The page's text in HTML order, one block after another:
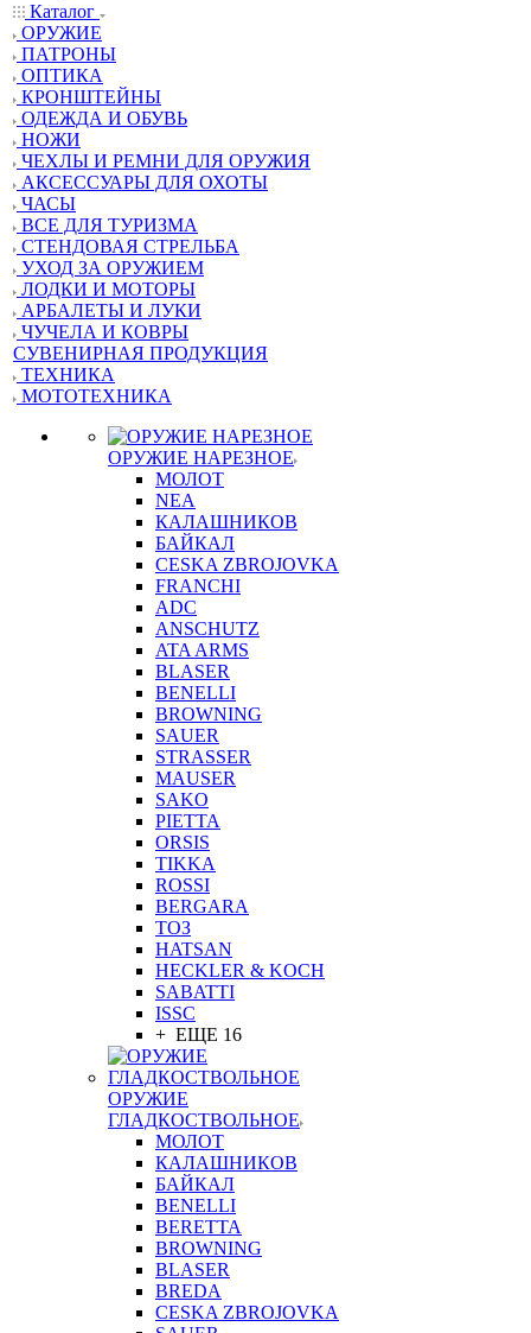
Каталог
ОРУЖИЕ
ПАТРОНЫ
ОПТИКА
КРОНШТЕЙНЫ
ОДЕЖДА И ОБУВЬ
НОЖИ
ЧЕХЛЫ И РЕМНИ ДЛЯ ОРУЖИЯ
АКСЕССУАРЫ ДЛЯ ОХОТЫ
ЧАСЫ
ВСЕ ДЛЯ ТУРИЗМА
СТЕНДОВАЯ СТРЕЛЬБА
УХОД ЗА ОРУЖИЕМ
ЛОДКИ И МОТОРЫ
АРБАЛЕТЫ И ЛУКИ
ЧУЧЕЛА И КОВРЫ
СУВЕНИРНАЯ ПРОДУКЦИЯ
ТЕХНИКА
МОТОТЕХНИКА
ОРУЖИЕ НАРЕЗНОЕ
МОЛОТ
NEA
КАЛАШНИКОВ
БАЙКАЛ
CESKA ZBROJOVKA
FRANCHI
ADC
ANSCHUTZ
ATA ARMS
BLASER
BENELLI
BROWNING
SAUER
STRASSER
MAUSER
SAKO
PIETTA
ORSIS
TIKKA
ROSSI
BERGARA
ТОЗ
HATSAN
HECKLER & KOCH
SABATTI
ISSC
+ ЕЩЕ 16
ОРУЖИЕ
ГЛАДКОСТВОЛЬНОЕ
МОЛОТ
КАЛАШНИКОВ
БАЙКАЛ
BENELLI
BERETTA
BROWNING
BLASER
BREDA
CESKA ZBROJOVKA